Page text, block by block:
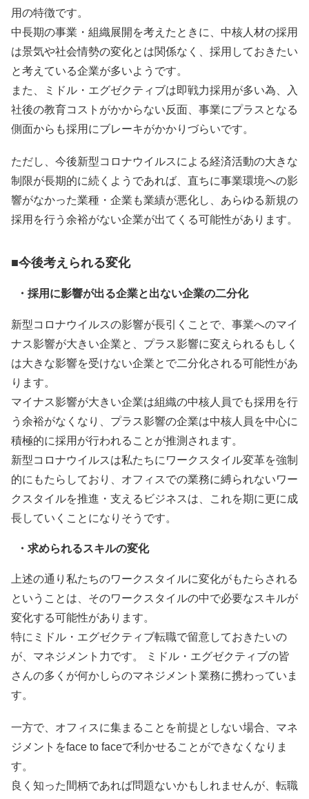
用の特徴です。
中長期の事業・組織展開を考えたときに、中核人材の採用
は景気や社会情勢の変化とは関係なく、採用しておきたい
と考えている企業が多いようです。
また、ミドル・エグゼクティブは即戦力採用が多い為、入
社後の教育コストがかからない反面、事業にプラスとなる
側面からも採用にブレーキがかかりづらいです。
ただし、今後新型コロナウイルスによる経済活動の大きな
制限が長期的に続くようであれば、直ちに事業環境への影
響がなかった業種・企業も業績が悪化し、あらゆる新規の
採用を行う余裕がない企業が出てくる可能性があります。
■今後考えられる変化
・採用に影響が出る企業と出ない企業の二分化
新型コロナウイルスの影響が長引くことで、事業へのマイ
ナス影響が大きい企業と、プラス影響に変えられるもしく
は大きな影響を受けない企業とで二分化される可能性があ
ります。
マイナス影響が大きい企業は組織の中核人員でも採用を行
う余裕がなくなり、プラス影響の企業は中核人員を中心に
積極的に採用が行われることが推測されます。
新型コロナウイルスは私たちにワークスタイル変革を強制
的にもたらしており、オフィスでの業務に縛られないワー
クスタイルを推進・支えるビジネスは、これを期に更に成
長していくことになりそうです。
・求められるスキルの変化
上述の通り私たちのワークスタイルに変化がもたらされる
ということは、そのワークスタイルの中で必要なスキルが
変化する可能性があります。
特にミドル・エグゼクティブ転職で留意しておきたいの
が、マネジメント力です。 ミドル・エグゼクティブの皆
さんの多くが何かしらのマネジメント業務に携わっていま
す。
一方で、オフィスに集まることを前提としない場合、マネ
ジメントをface to faceで利かせることができなくなりま
す。
良く知った間柄であれば問題ないかもしれませんが、転職